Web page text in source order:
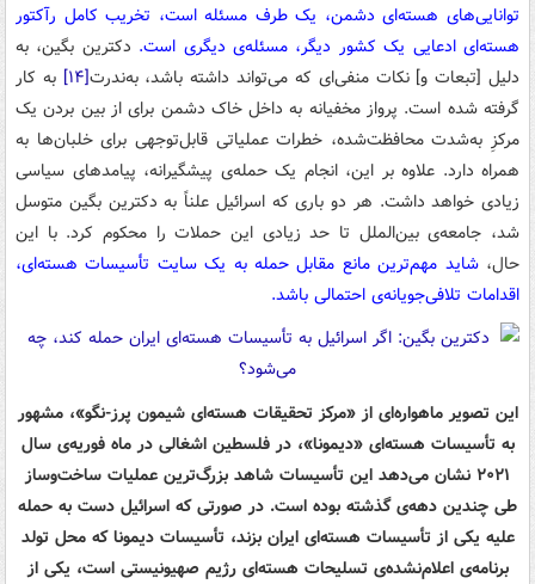
توانایی‌های هسته‌ای دشمن، یک طرف مسئله است، تخریب کامل رآکتور
هسته‌ای ادعایی یک کشور دیگر، مسئله‌ی دیگری است. دکترین بگین، به
دلیل [تبعات و] نکات منفی‌ای که می‌تواند داشته باشد، به‌ندرت[۱۴] به کار
گرفته شده است. پرواز مخفیانه به داخل خاک دشمن برای از بین بردن یک
مرکزِ به‌شدت محافظت‌شده، خطرات عملیاتی قابل‌توجهی برای خلبان‌ها به
همراه دارد. علاوه بر این، انجام یک حمله‌ی پیشگیرانه، پیامدهای سیاسی
زیادی خواهد داشت. هر دو باری که اسرائیل علناً به دکترین بگین متوسل
شد، جامعه‌ی بین‌الملل تا حد زیادی این حملات را محکوم کرد. با این
حال،شاید مهم‌ترین مانع مقابل حمله به یک سایت تأسیسات هسته‌ای،
اقدامات تلافی‌جویانه‌ی احتمالی باشد.
این تصویر ماهواره‌ای از «مرکز تحقیقات هسته‌ای شیمون پرز-نگو»، مشهور
به تأسیسات هسته‌ای «دیمونا»، در فلسطین اشغالی در ماه فوریه‌ی سال
۲۰۲۱ نشان می‌دهد این تأسیسات شاهد بزرگ‌ترین عملیات ساخت‌وساز
طی چندین دهه‌ی گذشته بوده است. در صورتی که اسرائیل دست به حمله
علیه یکی از تأسیسات هسته‌ای ایران بزند، تأسیسات دیمونا که محل تولد
برنامه‌ی اعلام‌نشده‌ی تسلیحات هسته‌ای رژیم صهیونیستی است، یکی از